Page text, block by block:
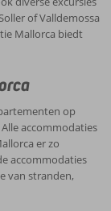
of Valldemossa
Mallorca biedt
op
accommodaties
er zo
accommodaties
van stranden,